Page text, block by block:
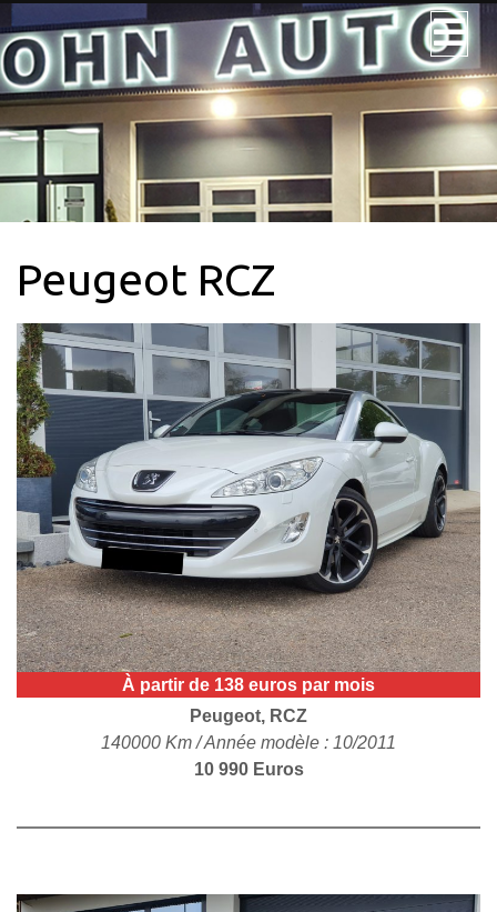
JOHN AUTO
NOS VÉHICULES
NOS UTILITAIRES
VÉHICULE 9PL.
LOCATION
CONTACTEZ-
NOUS + SERVICE
CARTE GRISE
QUI SOMMES-
NOUS?
POLITIQUE DE
CONFIDENTIALITÉ
Peugeot RCZ
À partir de 138 euros par mois
Peugeot, RCZ
140000 Km / Année modèle : 10/2011
10 990 Euros